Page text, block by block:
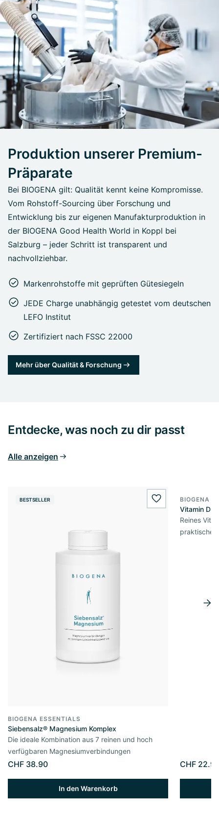
Produktion unserer Premium-
Präparate
Bei BIOGENA gilt: Qualität kennt keine Kompromisse.
Vom Rohstoff-Sourcing über Forschung und
Entwicklung bis zur eigenen Manufakturproduktion in
der BIOGENA Good Health World in Koppl bei
Salzburg – jeder Schritt ist transparent und
nachvollziehbar.
Markenrohstoffe mit geprüften Gütesiegeln
JEDE Charge unabhängig getestet vom deutschen
LEFO Institut
Zertifiziert nach FSSC 22000
Mehr über Qualität & Forschung
Entdecke, was noch zu dir passt
Alle anzeigen
BESTSELLER wishlist.add
BIOGENA ESSENTIALS
Siebensalz® Magnesium Komplex
Die ideale Kombination aus 7 reinen und hoch
verfügbaren Magnesiumverbindungen
CHF 38.90
In den Warenkorb
BIOGENA
Vitamin D3
Reines
praktischer
CHF